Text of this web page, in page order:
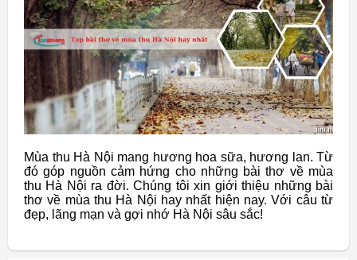
Mùa thu Hà Nội mang hương hoa sữa, hương lan. Từ
đó góp nguồn cảm hứng cho những bài thơ về mùa
thu Hà Nội ra đời. Chúng tôi xin giới thiệu những bài
thơ về mùa thu Hà Nội hay nhất hiện nay. Với câu từ
đẹp, lãng mạn và gợi nhớ Hà Nội sâu sắc!